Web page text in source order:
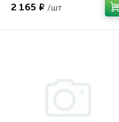
2 165 ₽ /шт